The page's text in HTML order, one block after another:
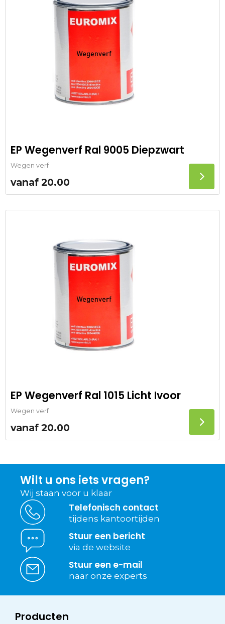
EP Wegenverf Ral 9005 Diepzwart
Wegen verf
vanaf 20.00
EP Wegenverf Ral 1015 Licht Ivoor
Wegen verf
vanaf 20.00
Wilt u ons iets vragen?
Wij staan voor u klaar
Telefonisch contact
tijdens kantoortijden
Stuur een bericht
via de website
Stuur een e-mail
naar onze experts
Producten